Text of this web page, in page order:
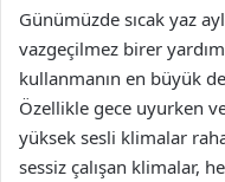
Günümüzde sıcak yaz
vazgeçilmez birer
kullanmanın en büyük
Özellikle gece uyurken
yüksek sesli klimalar
sessiz çalışan klimalar,